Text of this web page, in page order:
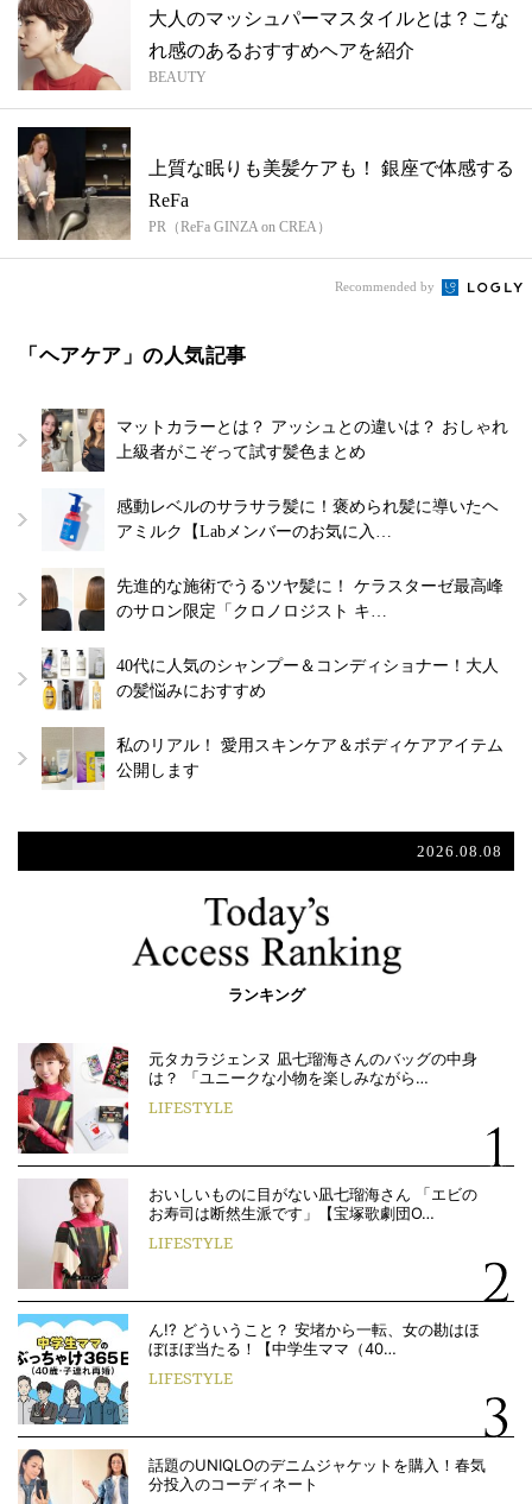
大人のマッシュパーマスタイルとは？こな
れ感のあるおすすめヘアを紹介
BEAUTY
上質な眠りも美髪ケアも！ 銀座で体感する
ReFa
PR（ReFa GINZA on CREA）
Recommended by
「ヘアケア」の人気記事
マットカラーとは？ アッシュとの違いは？ おしゃれ
上級者がこぞって試す髪色まとめ
感動レベルのサラサラ髪に！褒められ髪に導いたヘ
アミルク【Labメンバーのお気に入…
先進的な施術でうるツヤ髪に！ ケラスターゼ最高峰
のサロン限定「クロノロジスト キ…
40代に人気のシャンプー＆コンディショナー！大人
の髪悩みにおすすめ
私のリアル！ 愛用スキンケア＆ボディケアアイテム
公開します
2026.08.08
ランキング
元タカラジェンヌ 凪七瑠海さんのバッグの中身
は？ 「ユニークな小物を楽しみながら…
LIFESTYLE
おいしいものに目がない凪七瑠海さん 「エビの
お寿司は断然生派です」【宝塚歌劇団O…
LIFESTYLE
ん!? どういうこと？ 安堵から一転、女の勘はほ
ぼほぼ当たる！【中学生ママ（40…
LIFESTYLE
話題のUNIQLOのデニムジャケットを購入！春気
分投入のコーディネート